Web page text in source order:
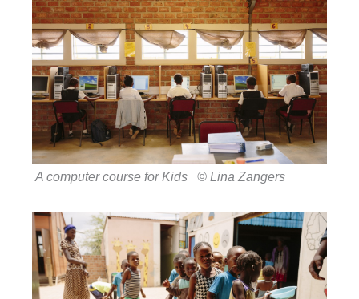
A computer course for Kids © Lina Zangers